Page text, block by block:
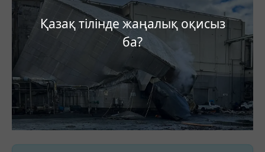
Қазақ тілінде жаңалық оқисыз
ба?